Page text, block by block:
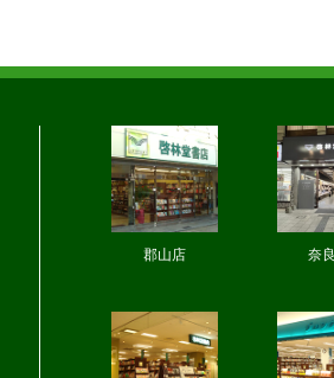
郡山店 奈